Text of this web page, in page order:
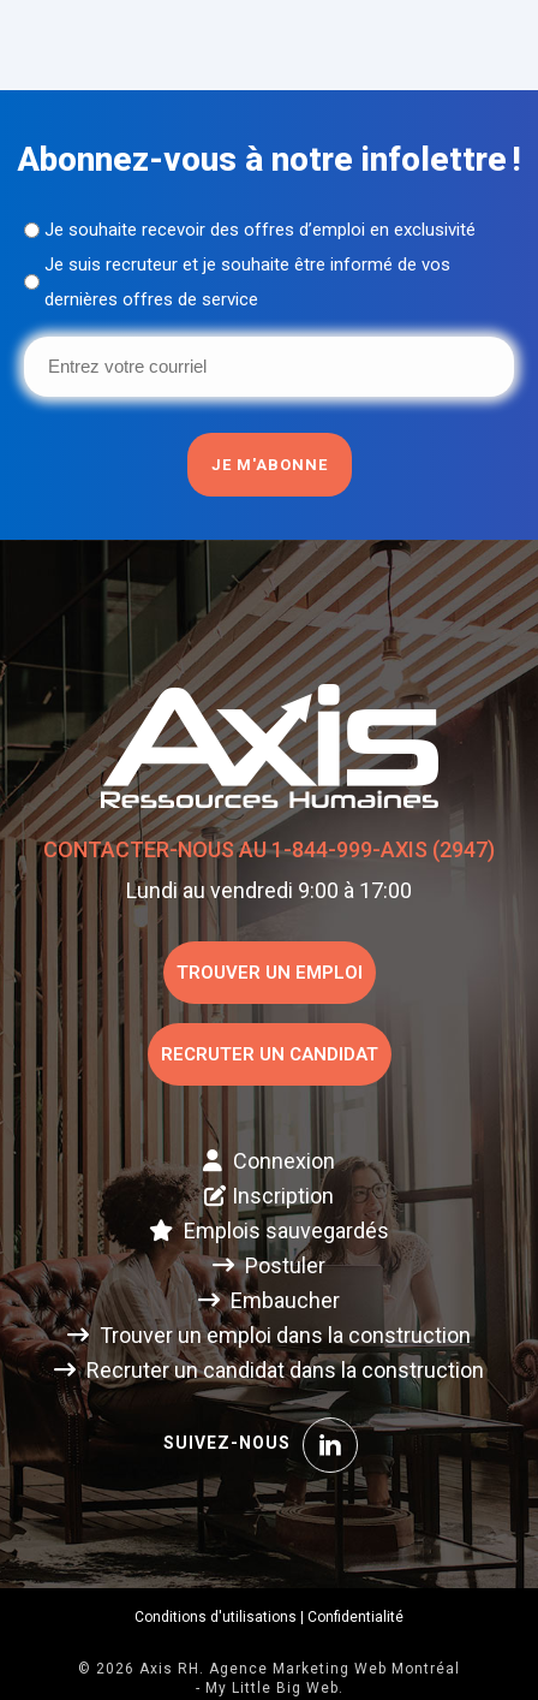
Abonnez-vous à notre infolettre !
Sans
titre
(Nécessaire)
Je souhaite recevoir des offres d’emploi en exclusivité
Je suis recruteur et je souhaite être informé de vos
dernières offres de service
Entrez
votre
Connexion
Inscription
Emplois sauvegardés
Postuler
Embaucher
Trouver un emploi dans la construction
Recruter un candidat dans la construction
SUIVEZ-NOUS
CONTACTER-NOUS AU 1-844-999-AXIS (2947)
Lundi au vendredi 9:00 à 17:00
TROUVER UN EMPLOI
RECRUTER UN CANDIDAT
Conditions d'utilisations Confidentialité
© 2026 Axis RH. Agence Marketing Web Montréal
- My Little Big Web.